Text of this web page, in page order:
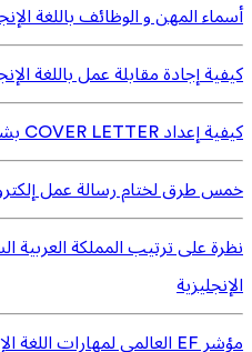
أسماء المهن و الوظائف باللغة
كيفية إجادة مقابلة عمل باللغة
كيفية إعداد COVER LETTER بشكل احترافي
خمس طرق لختام رسالة عمل
نظرة على ترتيب المملكة العربية
الإنجليزية
مؤشر EF العالمى لمهارات اللغة الإنجليزية (EPI)